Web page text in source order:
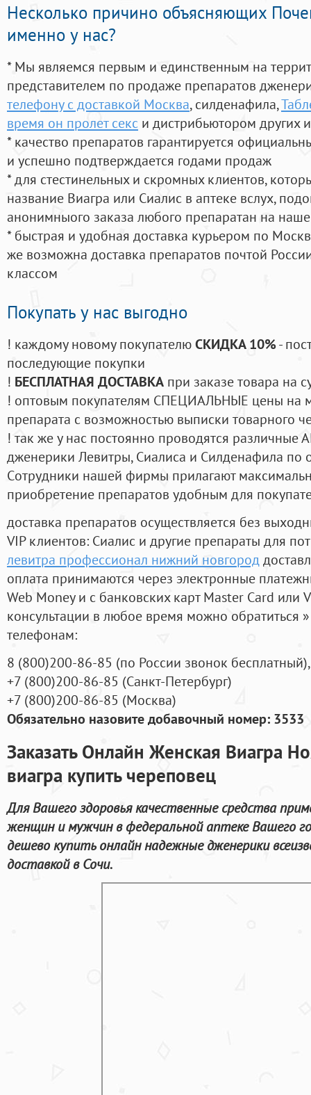
Несколько причино объясняющих
именно у нас?
* Мы являемся первым и единственным на
представителем по продаже препаратов
телефону с доставкой Москва, силденафила,
время он пролет секс и дистрибьютором других
* качество препаратов гарантируется
и успешно подтверждается годами продаж
* для стестинельных и скромных клиентов,
название Виагра или Сиалис в аптеке вслух,
анонимныого заказа любого препаратан на
* быстрая и удобная доставка курьером по
же возможна доставка препаратов почтой
классом
Покупать у нас выгодно
! каждому новому покупателюСКИДКА 10%-
последующие покупки
! БЕСПЛАТНАЯ ДОСТАВКА при заказе товара на
! оптовым покупателям СПЕЦИАЛЬНЫЕ цены на
препарата с возможностью выписки товарного
! так же у нас постоянно проводятся
дженерики Левитры, Сиалиса и Силденафила по
Cотрудники нашей фирмы прилагают
приобретение препаратов удобным для
доставка препаратов осуществляется без
VIP клиентов: Сиалис и другие препараты для
левитра профессионал нижний новгород
оплата принимаются через электронные
Web Money и с банковских карт Master Card или
консультации в любое время можно обратиться
телефонам:
8 (800)200-86-85 (по России звонок бесплатный),
+7 (800)200-86-85 (Санкт-Петербург)
+7 (800)200-86-85 (Москва)
Обязательно назовите добавочный номер: 3533
Заказать Онлайн Женская Виагра
виагра купить череповец
Для Вашего здоровья качественные средства
женщин и мужчин в федеральной аптеке Вашего
дешево купить онлайн надежные дженерики
доставкой в Сочи.